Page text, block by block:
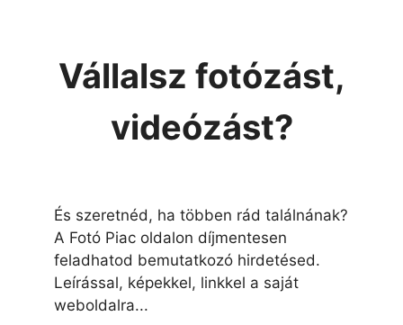
Vállalsz fotózást,
videózást?
És szeretnéd, ha többen rád találnának?
A Fotó Piac oldalon díjmentesen
feladhatod bemutatkozó hirdetésed.
Leírással, képekkel, linkkel a saját
weboldalra...